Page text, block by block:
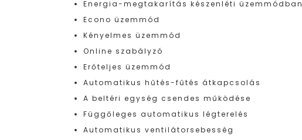
Energia-megtakarítás készenléti üzemmódban
Econo üzemmód
Kényelmes üzemmód
Online szabályzó
Erőteljes üzemmód
Automatikus hűtés-fűtés átkapcsolás
A beltéri egység csendes működése
Függőleges automatikus légterelés
Automatikus ventilátorsebesség